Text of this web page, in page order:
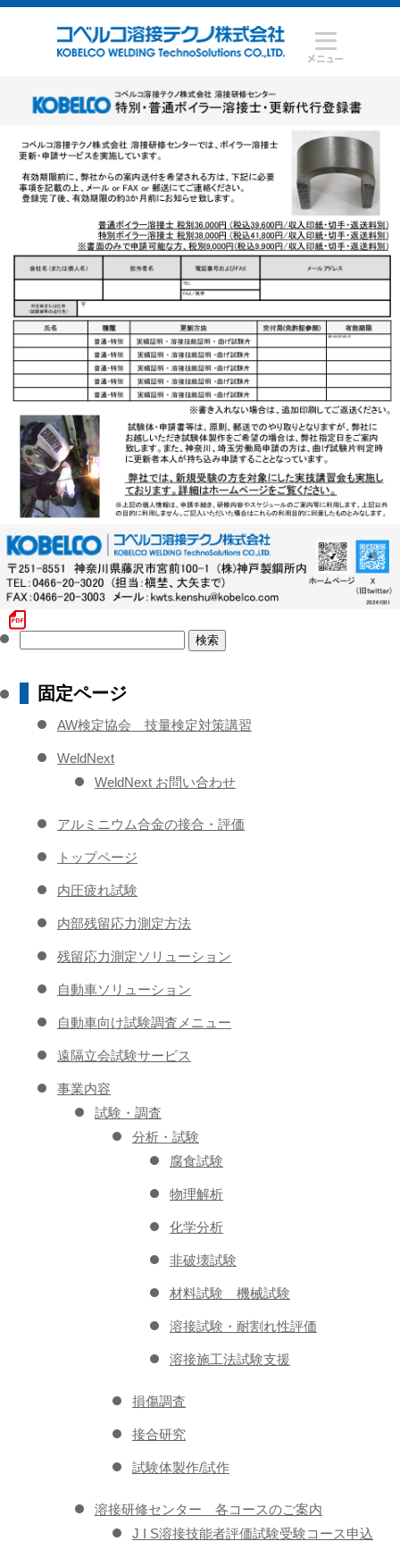
固定ページ
AW検定協会 技量検定対策講習
WeldNext
WeldNext お問い合わせ
アルミニウム合金の接合・評価
トップページ
内圧疲れ試験
内部残留応力測定方法
残留応力測定ソリューション
自動車ソリューション
自動車向け試験調査メニュー
遠隔立会試験サービス
事業内容
試験・調査
分析・試験
腐食試験
物理解析
化学分析
非破壊試験
材料試験 機械試験
溶接試験・耐割れ性評価
溶接施工法試験支援
損傷調査
接合研究
試験体製作/試作
溶接研修センター 各コースのご案内
J I S溶接技能者評価試験受験コース申込